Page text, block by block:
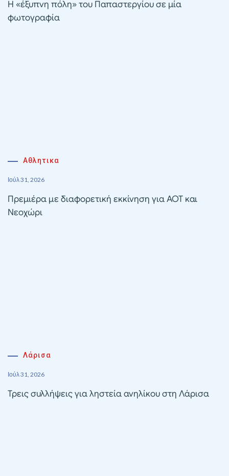
Η «έξυπνη πόλη» του Παπαστεργίου σε μία
φωτογραφία
Αθλητικα
Ιούλ 31, 2026
Πρεμιέρα με διαφορετική εκκίνηση για ΑΟΤ και
Νεοχώρι
Λάρισα
Ιούλ 31, 2026
Τρεις συλλήψεις για ληστεία ανηλίκου στη Λάρισα